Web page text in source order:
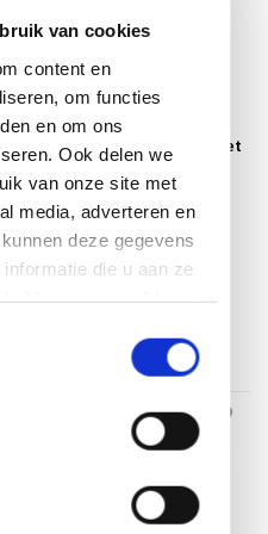
van cookies
content en
om functies
en om ons
Ook delen we
van onze site met
media, adverteren en
deze gegevens
die u aan ze
Platinum
Challenger T2 premium
zweefparasol 300x300 cm
teak mast faded black met
parasolvoet 90kg en hoes
€1.193,00 €899,00